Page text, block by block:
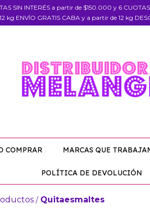
SIN INTERÉS a partir de $150.000 y 6
kg ENVÍO GRATIS CABA y a partir de 12 kg
COMPRAR MARCAS QUE
POLÍTICA DE DEVOLUCIÓN
/ Quitaesmaltes